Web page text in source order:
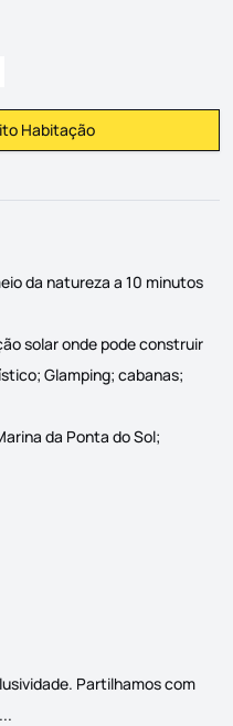
Prestação
Habitação
da natureza a 10 minutos
solar onde pode construir
Glamping; cabanas;
da Ponta do Sol;
Partilhamos com